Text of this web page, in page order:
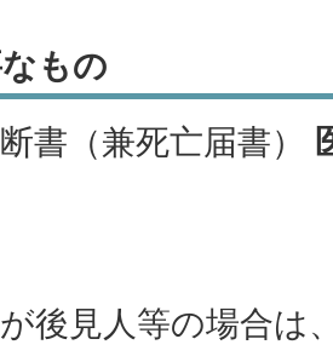
もの
書（兼死亡届書）
後見人等の場合は